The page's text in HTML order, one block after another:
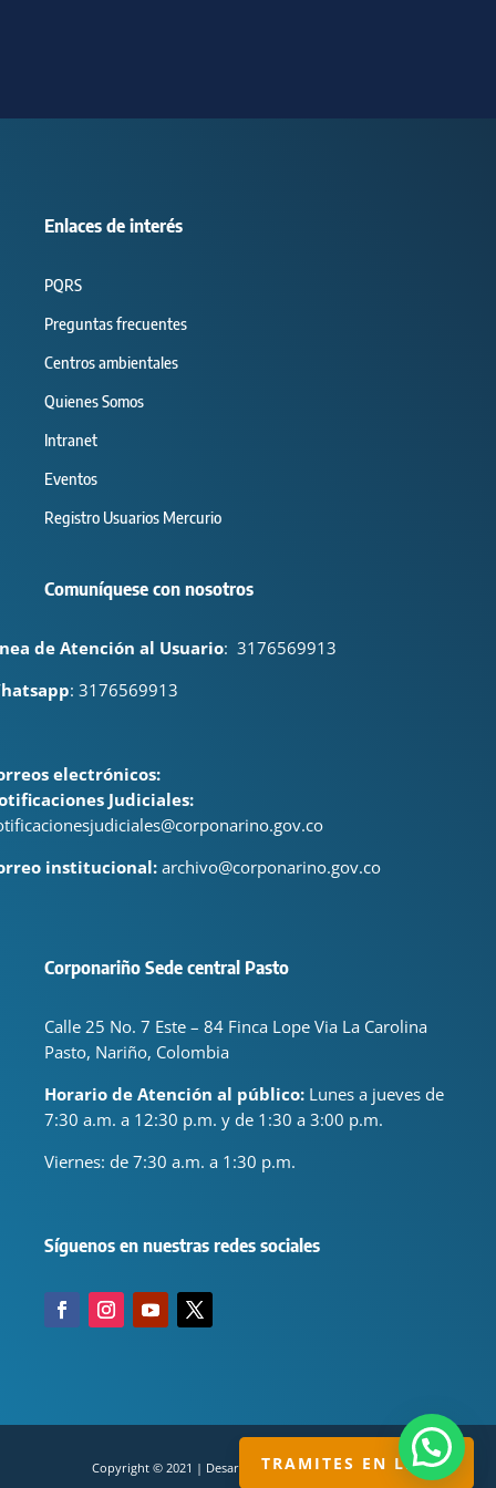
Enlaces de interés
PQRS
Preguntas frecuentes
Centros ambientales
Quienes Somos
Intranet
Eventos
Registro Usuarios Mercurio
Comuníquese con nosotros
de Atención al Usuario: 3176569913
: 3176569913
electrónicos:
Judiciales:
institucional: archivo@corponarino.gov.co
Corponariño Sede central Pasto
Calle 25 No. 7 Este – 84 Finca Lope Via La Carolina
Pasto, Nariño, Colombia
Horario de Atención al público: Lunes a jueves de
7:30 a.m. a 12:30 p.m. y de 1:30 a 3:00 p.m.
Viernes: de 7:30 a.m. a 1:30 p.m.
Síguenos en nuestras redes sociales
Copyright © 2021 | Desarrollado por servisual.com.co
TRAMITES EN LINEA